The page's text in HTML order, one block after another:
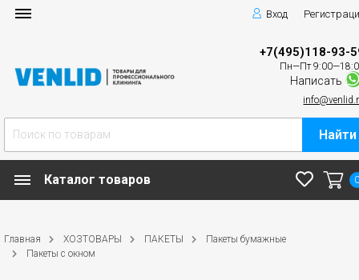
Вход
+7(495)118-93-
Пн—Пт
Написать
Найти
Каталог товаров
Главная ХОЗТОВАРЫ ПАКЕТЫ
Пакеты бумажные
Пакеты с окном